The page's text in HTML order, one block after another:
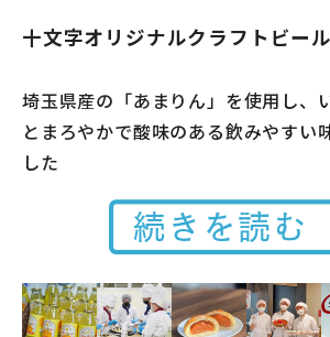
十文字オリジナルクラフトビー
埼玉県産の「あまりん」を使用し、
とまろやかで酸味のある飲みやすい
した